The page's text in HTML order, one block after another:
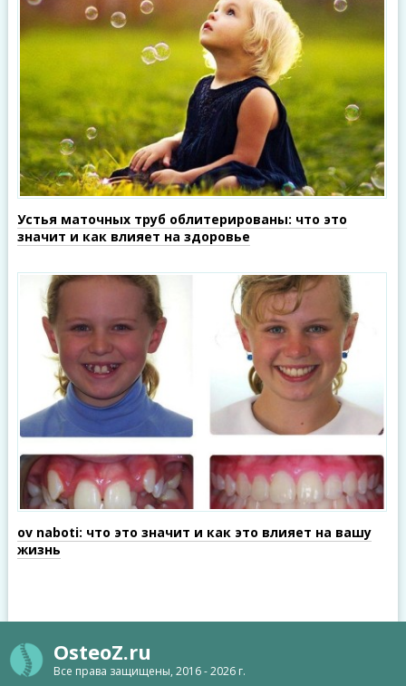
Устья маточных труб облитерированы: что это
значит и как влияет на здоровье
ov naboti: что это значит и как это влияет на вашу
жизнь
OsteoZ.ru
Все права защищены, 2016 - 2026 г.